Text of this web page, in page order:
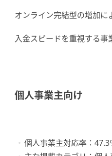
オンライン完結型の増加に
入金スピードを重視する事
個人事業主向け
個人事業主対応率：47.3